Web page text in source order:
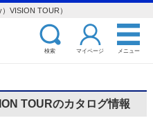
VISION TOUR）
検索 マイページ メニュー
TOURのカタログ情報